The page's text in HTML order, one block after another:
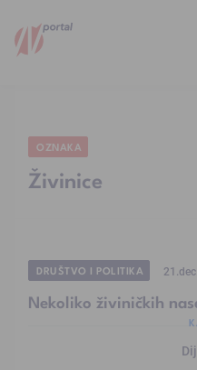
OZNAKA
Živinice
DRUŠTVO I POLITIKA
Nekoliko živiničkih